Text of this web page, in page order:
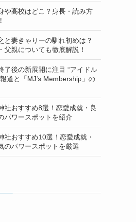
や高校はどこ？身長・読み方
と妻きゃりーの馴れ初めは？
父親についても徹底解説！
了後の新展開に注目 “アイドル
道と「MJ’s Membership」の
社おすすめ8選！恋愛成就・良
パワースポットを紹介
社おすすめ10選！恋愛成就・
のパワースポットを厳選